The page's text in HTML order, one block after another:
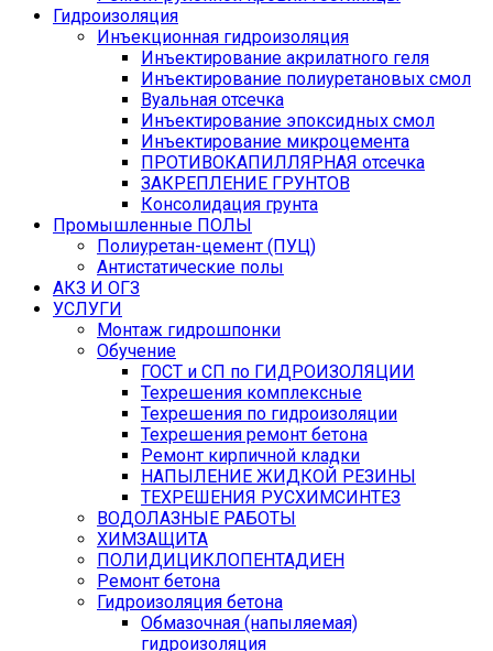
Гидроизоляция
Инъекционная гидроизоляция
Инъектирование акрилатного геля
Инъектирование полиуретановых смол
Вуальная отсечка
Инъектирование эпоксидных смол
Инъектирование микроцемента
ПРОТИВОКАПИЛЛЯРНАЯ отсечка
ЗАКРЕПЛЕНИЕ ГРУНТОВ
Консолидация грунта
Промышленные ПОЛЫ
Полиуретан-цемент (ПУЦ)
Антистатические полы
АКЗ И ОГЗ
УСЛУГИ
Монтаж гидрошпонки
Обучение
ГОСТ и СП по ГИДРОИЗОЛЯЦИИ
Техрешения комплексные
Техрешения по гидроизоляции
Техрешения ремонт бетона
Ремонт кирпичной кладки
НАПЫЛЕНИЕ ЖИДКОЙ РЕЗИНЫ
ТЕХРЕШЕНИЯ РУСХИМСИНТЕЗ
ВОДОЛАЗНЫЕ РАБОТЫ
ХИМЗАЩИТА
ПОЛИДИЦИКЛОПЕНТАДИЕН
Ремонт бетона
Гидроизоляция бетона
Обмазочная (напыляемая)
гидроизоляция